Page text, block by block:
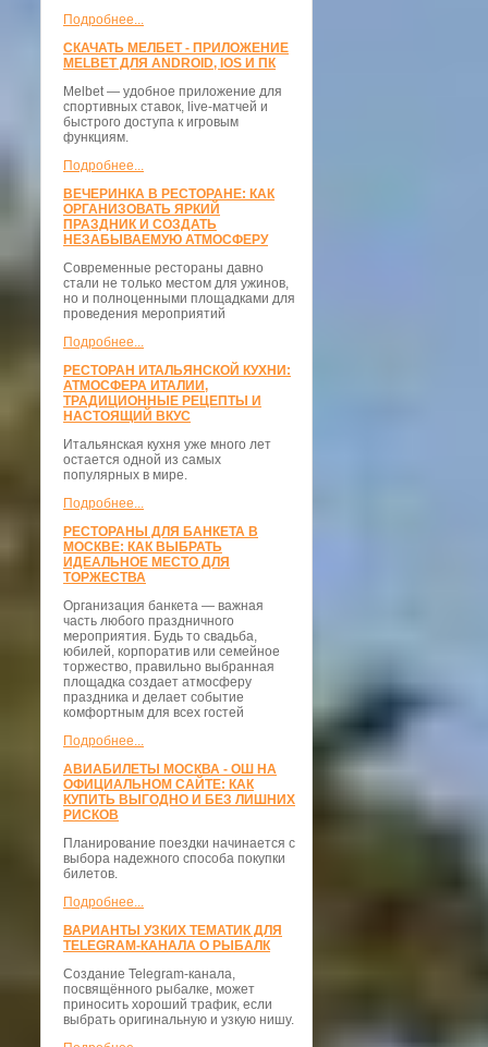
Подробнее...
СКАЧАТЬ МЕЛБЕТ - ПРИЛОЖЕНИЕ
MELBET ДЛЯ ANDROID, IOS И ПК
Melbet — удобное приложение для
спортивных ставок, live-матчей и
быстрого доступа к игровым
функциям.
Подробнее...
ВЕЧЕРИНКА В РЕСТОРАНЕ: КАК
ОРГАНИЗОВАТЬ ЯРКИЙ
ПРАЗДНИК И СОЗДАТЬ
НЕЗАБЫВАЕМУЮ АТМОСФЕРУ
Современные рестораны давно
стали не только местом для ужинов,
но и полноценными площадками для
проведения мероприятий
Подробнее...
РЕСТОРАН ИТАЛЬЯНСКОЙ КУХНИ:
АТМОСФЕРА ИТАЛИИ,
ТРАДИЦИОННЫЕ РЕЦЕПТЫ И
НАСТОЯЩИЙ ВКУС
Итальянская кухня уже много лет
остается одной из самых
популярных в мире.
Подробнее...
РЕСТОРАНЫ ДЛЯ БАНКЕТА В
МОСКВЕ: КАК ВЫБРАТЬ
ИДЕАЛЬНОЕ МЕСТО ДЛЯ
ТОРЖЕСТВА
Организация банкета — важная
часть любого праздничного
мероприятия. Будь то свадьба,
юбилей, корпоратив или семейное
торжество, правильно выбранная
площадка создает атмосферу
праздника и делает событие
комфортным для всех гостей
Подробнее...
АВИАБИЛЕТЫ МОСКВА - ОШ НА
ОФИЦИАЛЬНОМ САЙТЕ: КАК
КУПИТЬ ВЫГОДНО И БЕЗ ЛИШНИХ
РИСКОВ
Планирование поездки начинается с
выбора надежного способа покупки
билетов.
Подробнее...
ВАРИАНТЫ УЗКИХ ТЕМАТИК ДЛЯ
TELEGRAM-КАНАЛА О РЫБАЛК
Создание Telegram-канала,
посвящённого рыбалке, может
приносить хороший трафик, если
выбрать оригинальную и узкую нишу.